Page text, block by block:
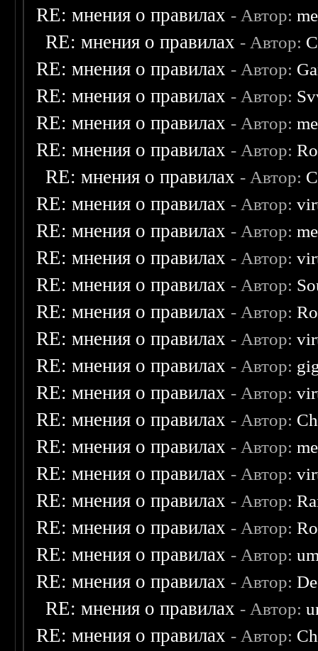
RE: мнения о правилах - Автор:
RE: мнения о правилах - Автор:
RE: мнения о правилах - Автор:
RE: мнения о правилах - Автор:
RE: мнения о правилах - Автор:
RE: мнения о правилах - Автор:
RE: мнения о правилах - Автор:
RE: мнения о правилах - Автор:
RE: мнения о правилах - Автор:
RE: мнения о правилах - Автор:
RE: мнения о правилах - Автор:
RE: мнения о правилах - Автор:
RE: мнения о правилах - Автор:
RE: мнения о правилах - Автор:
RE: мнения о правилах - Автор:
RE: мнения о правилах - Автор:
RE: мнения о правилах - Автор:
RE: мнения о правилах - Автор:
RE: мнения о правилах - Автор:
RE: мнения о правилах - Автор:
RE: мнения о правилах - Автор:
RE: мнения о правилах - Автор:
RE: мнения о правилах - Автор:
RE: мнения о правилах - Автор: